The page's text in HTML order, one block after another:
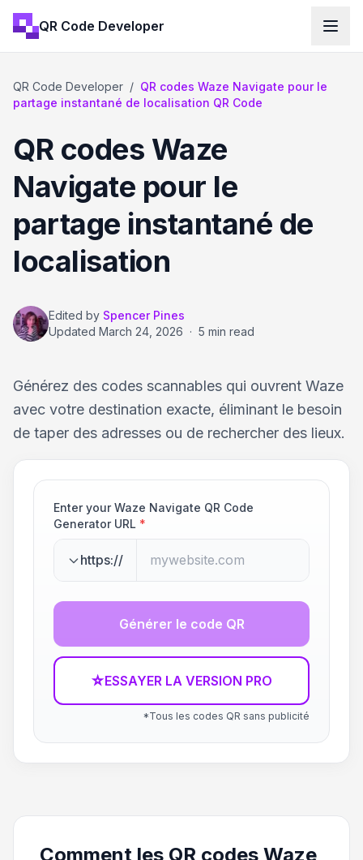
QR Code Developer
QR Code Developer / QR codes Waze Navigate pour le
partage instantané de localisation QR Code
QR codes Waze
Navigate pour le
partage instantané de
localisation
Edited by Spencer Pines
Updated March 24, 2026 · 5 min read
Générez des codes scannables qui ouvrent Waze
avec votre destination exacte, éliminant le besoin
de taper des adresses ou de rechercher des lieux.
Enter your Waze Navigate QR Code
Generator URL *
https://
Générer le code QR
☆ESSAYER LA VERSION PRO
*Tous les codes QR sans publicité
Comment les QR codes Waze